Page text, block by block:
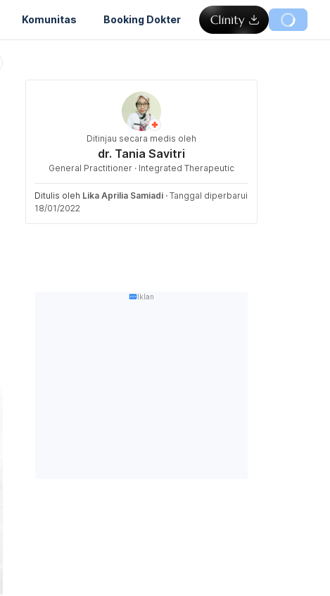
Komunitas Booking Dokter
Ditinjau secara medis oleh
dr. Tania Savitri
General Practitioner · Integrated Therapeutic
Ditulis oleh Lika Aprilia Samiadi · Tanggal diperbarui
18/01/2022
Iklan